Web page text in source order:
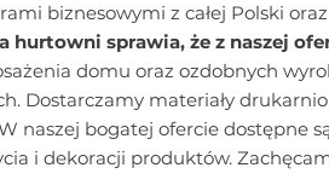
biznesowymi z całej Polski
hurtowni sprawia, że z naszej
domu oraz ozdobnych
Dostarczamy materiały
naszej bogatej ofercie dostępne
i dekoracji produktów.